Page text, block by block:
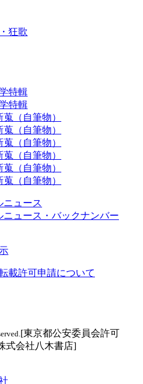
狂歌
特輯
特輯
蒐（自筆物）
蒐（自筆物）
蒐（自筆物）
蒐（自筆物）
蒐（自筆物）
蒐（自筆物）
ニュース
ニュース・バックナンバー
載許可申請について
[東京都公安委員会許可
式会社八木書店]